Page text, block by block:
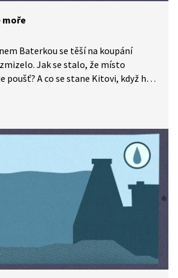
moře
Baterkou se těší na koupání
Jak se stalo, že místo
poušť? A co se stane Kitovi, když ho